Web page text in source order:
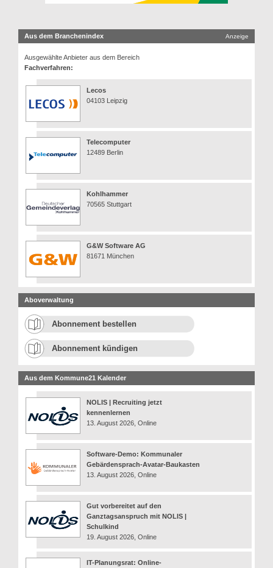
Aus dem Branchenindex Anzeige
Ausgewählte Anbieter aus dem Bereich
Fachverfahren:
Lecos
04103 Leipzig
Telecomputer
12489 Berlin
Kohlhammer
70565 Stuttgart
G&W Software AG
81671 München
Aboverwaltung
Abonnement bestellen
Abonnement kündigen
Aus dem Kommune21 Kalender
NOLIS | Recruiting jetzt
kennenlernen
13. August 2026, Online
Software-Demo: Kommunaler
Gebärdensprach-Avatar-Baukasten
13. August 2026, Online
Gut vorbereitet auf den
Ganztagsanspruch mit NOLIS |
Schulkind
19. August 2026, Online
IT-Planungsrat: Online-